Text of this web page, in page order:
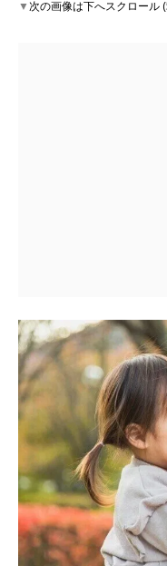
▼次の画像は下へスクロール